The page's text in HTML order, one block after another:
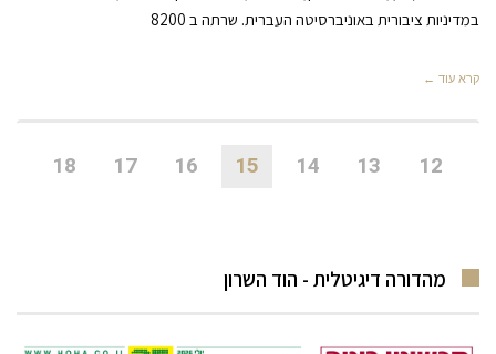
במדיניות ציבורית באוניברסיטה העברית. שרתה ב 8200
קרא עוד ←
12
13
14
15
16
17
18
מהדורה דיגיטלית - הוד השרון